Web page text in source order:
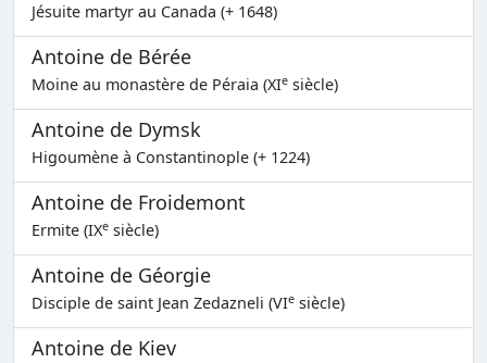
Jésuite martyr au Canada (+ 1648)
Antoine de Bérée
Moine au monastère de Péraia (XIe siècle)
Antoine de Dymsk
Higoumène à Constantinople (+ 1224)
Antoine de Froidemont
Ermite (IXe siècle)
Antoine de Géorgie
Disciple de saint Jean Zedazneli (VIe siècle)
Antoine de Kiev